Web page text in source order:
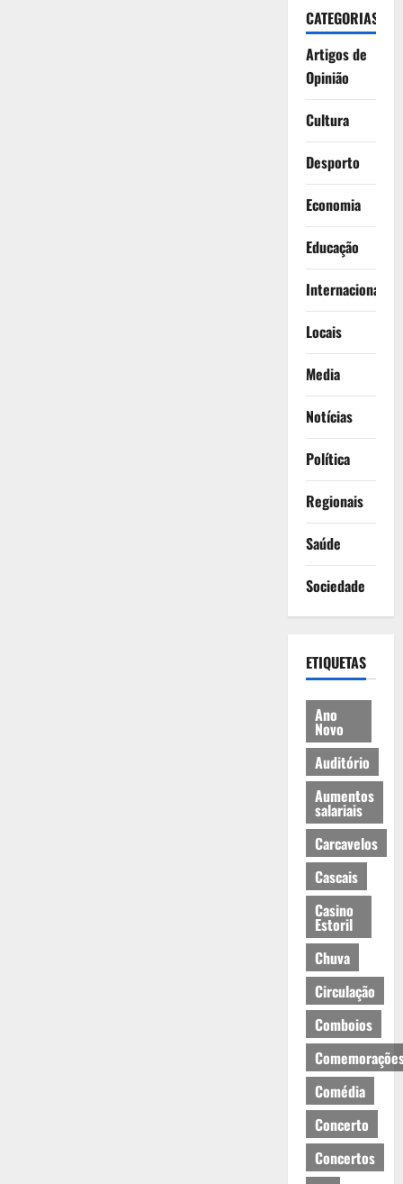
CATEGORIAS
Artigos de
Opinião
Cultura
Desporto
Economia
Educação
Internacionais
Locais
Media
Notícias
Política
Regionais
Saúde
Sociedade
ETIQUETAS
Ano
Novo
Auditório
Aumentos
salariais
Carcavelos
Cascais
Casino
Estoril
Chuva
Circulação
Comboios
Comédia
Concerto
Concertos